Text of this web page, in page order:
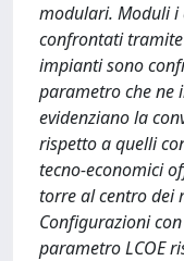
modulari. Moduli i
confrontati tramite
impianti sono
parametro che ne
evidenziano la
rispetto a quelli
tecno-economici
torre al centro dei
Configurazioni
parametro LCOE